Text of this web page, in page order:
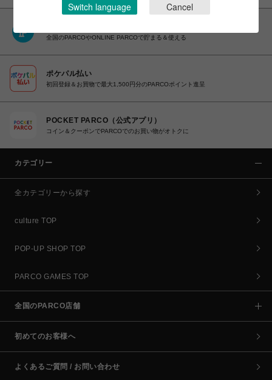
全国のPARCOやONLINE PARCOで貯まる＆使える
ポケパル払い
初回登録＆お買物で最大1,500円分のPARCOポイント進呈
POCKET PARCO（公式アプリ）
コイン＆クーポンでPARCOでのお買い物がオトクに
カテゴリー
全カテゴリーから探す
culture TOP
POP-UP SHOP TOP
PARCO GAMES TOP
全国のPARCO店舗
初めてのお客様へ
よくあるご質問 / お問い合わせ
Switch language Cancel